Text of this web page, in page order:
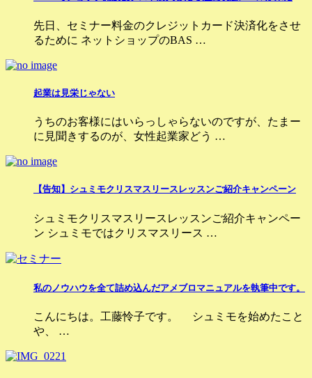
先日、セミナー料金のクレジットカード決済化をさせ
るために ネットショップのBAS …
起業は見栄じゃない
うちのお客様にはいらっしゃらないのですが、たまー
に見聞きするのが、女性起業家どう …
【告知】シュミモクリスマスリースレッスンご紹介キャンペーン
シュミモクリスマスリースレッスンご紹介キャンペー
ン シュミモではクリスマスリース …
私のノウハウを全て詰め込んだアメブロマニュアルを執筆中です。
こんにちは。工藤怜子です。 シュミモを始めたこと
や、 …